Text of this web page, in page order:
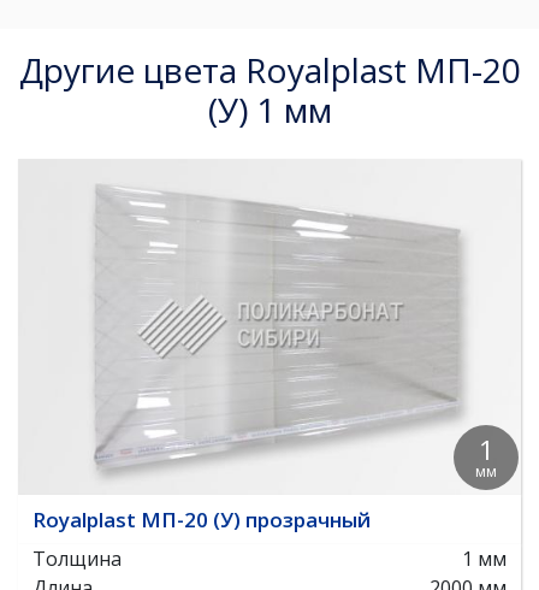
Другие цвета Royalplast МП-20
(У) 1 мм
1
мм
Royalplast МП-20 (У) прозрачный
Толщина
1 мм